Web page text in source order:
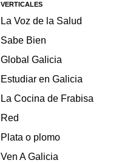
VERTICALES
La Voz de la Salud
Sabe Bien
Global Galicia
Estudiar en Galicia
La Cocina de Frabisa
Red
Plata o plomo
Ven A Galicia